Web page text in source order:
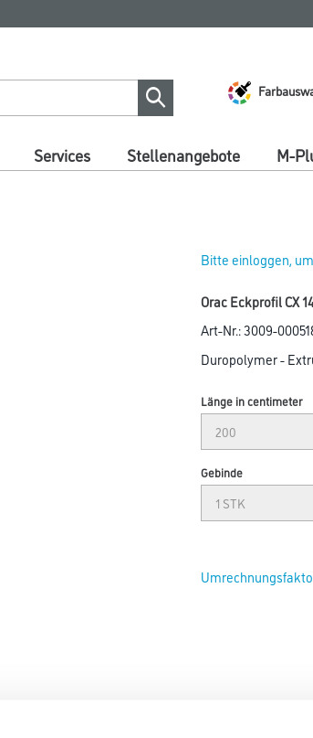
Services Stellenangebote M-
Bitte einloggen,
Orac Eckprofil CX
Art-Nr.:3009-
Duropolymer -
Länge in centimeter
Gebinde